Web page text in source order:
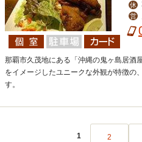
休
営
00-
那覇市久茂地にある「沖縄の鬼ヶ島居酒
をイメージしたユニークな外観が特徴の
す。
1 2